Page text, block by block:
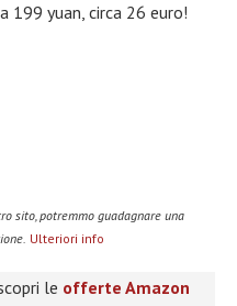
199 yuan, circa 26 euro!
sito, potremmo guadagnare una
Ulteriori info
le offerte Amazon